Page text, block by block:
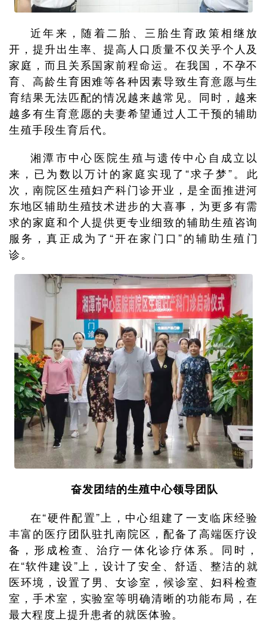
近年来，随着二胎、三胎生育政策相继放
开，提升出生率、提高人口质量不仅关乎个人及
家庭，而且关系国家前程命运。在我国，不孕不
育、高龄生育困难等各种因素导致生育意愿与生
育结果无法匹配的情况越来越常见。同时，越来
越多有生育意愿的夫妻希望通过人工干预的辅助
生殖手段生育后代。
湘潭市中心医院生殖与遗传中心自成立以
来，已为数以万计的家庭实现了“求子梦”。此
次，南院区生殖妇产科门诊开业，是全面推进河
东地区辅助生殖技术进步的大喜事，为更多有需
求的家庭和个人提供更专业细致的辅助生殖咨询
服务，真正成为了“开在家门口”的辅助生殖门
诊。
奋发团结的生殖中心领导团队
在“硬件配置”上，中心组建了一支临床经验
丰富的医疗团队驻扎南院区，配备了高端医疗设
备，形成检查、治疗一体化诊疗体系。同时，
在“软件建设”上，设计了安全、舒适、整洁的就
医环境，设置了男、女诊室，候诊室、妇科检查
室，手术室，实验室等明确清晰的功能布局，在
最大程度上提升患者的就医体验。